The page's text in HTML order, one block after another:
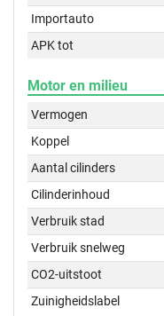
Importauto
APK tot
Motor en milieu
Vermogen
Koppel
Aantal cilinders
Cilinderinhoud
Verbruik stad
Verbruik snelweg
CO2-uitstoot
Zuinigheidslabel